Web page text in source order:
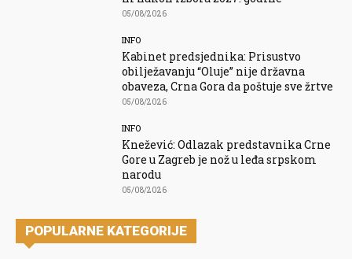
05/08/2026
INFO
Kabinet predsjednika: Prisustvo
obilježavanju “Oluje” nije državna
obaveza, Crna Gora da poštuje sve žrtve
05/08/2026
INFO
Knežević: Odlazak predstavnika Crne
Gore u Zagreb je nož u leđa srpskom
narodu
05/08/2026
POPULARNE KATEGORIJE